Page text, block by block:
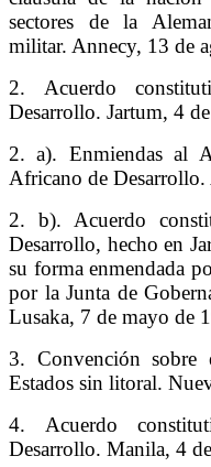
sectores de la
militar. Annecy, 13 de
2. Acuerdo
Desarrollo. Jartum, 4
2. a). Enmiendas al
Africano de
2. b). Acuerdo
Desarrollo, hecho en
su forma enmendada
por la Junta de
Lusaka, 7 de mayo de
3. Convención
Estados sin litoral.
4. Acuerdo
Desarrollo. Manila, 4